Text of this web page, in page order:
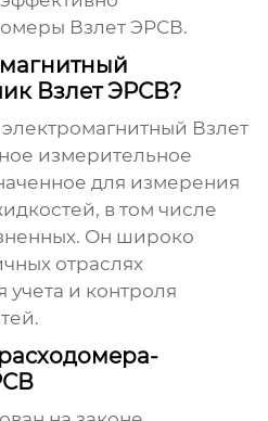
Взлет ЭРСВ.
Взлет ЭРСВ?
Взлет
измерительное
для измерения
в том числе
Он широко
отраслях
и контроля